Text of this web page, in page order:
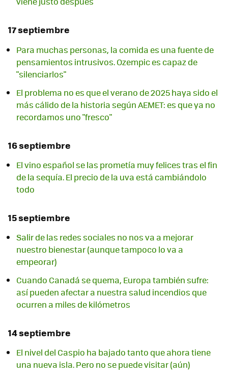
17 septiembre
Para muchas personas, la comida es una fuente de
pensamientos intrusivos. Ozempic es capaz de
"silenciarlos"
El problema no es que el verano de 2025 haya sido el
más cálido de la historia según AEMET: es que ya no
recordamos uno "fresco"
16 septiembre
El vino español se las prometía muy felices tras el fin
de la sequía. El precio de la uva está cambiándolo
todo
15 septiembre
Salir de las redes sociales no nos va a mejorar
nuestro bienestar (aunque tampoco lo va a
empeorar)
Cuando Canadá se quema, Europa también sufre:
así pueden afectar a nuestra salud incendios que
ocurren a miles de kilómetros
14 septiembre
El nivel del Caspio ha bajado tanto que ahora tiene
una nueva isla. Pero no se puede visitar (aún)